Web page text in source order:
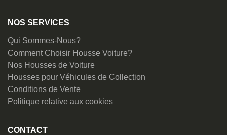
NOS SERVICES
Qui Sommes-Nous?
Comment Choisir Housse Voiture?
Nos Housses de Voiture
Housses pour Véhicules de Collection
Conditions de Vente
Politique relative aux cookies
CONTACT